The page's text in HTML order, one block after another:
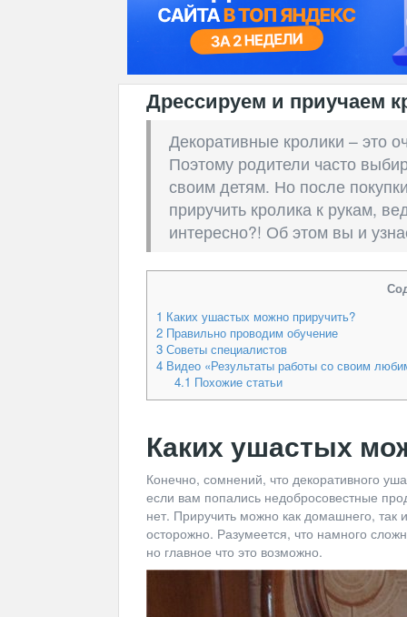
Дрессируем и приучаем
Декоративные кролики – это
Поэтому родители часто
своим детям. Но после
приручить кролика к рукам,
интересно?! Об этом вы и
1 Каких ушастых можно приручить?
2 Правильно проводим обучение
3 Советы специалистов
4 Видео «Результаты работы со своим
4.1 Похожие статьи
Каких ушастых
Конечно, сомнений, что декоративного
если вам попались недобросовестные
нет. Приручить можно как домашнего, так
осторожно. Разумеется, что намного
но главное что это возможно.